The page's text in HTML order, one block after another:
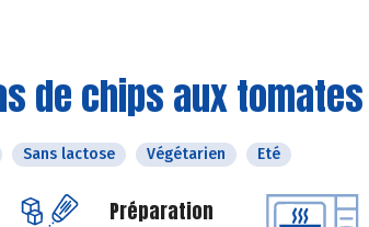
de chips aux
Sans lactose Végétarien Eté
Préparation